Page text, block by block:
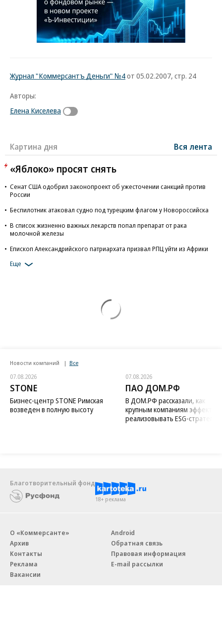
Журнал "Коммерсантъ Деньги" №4от 05.02.2007, стр. 24
Авторы:
Елена Киселева
Картина дня Вся лента
«Яблоко» просят снять
Сенат США одобрил законопроект об ужесточении санкций против
России
Беспилотник атаковал судно под турецким флагом у Новороссийска
В список жизненно важных лекарств попал препарат от рака
молочной железы
Епископ Александрийского патриархата призвал РПЦ уйти из Африки
Еще
Новости компаний Все
07.08.2026
STONE
Бизнес-центр STONE Римская
возведен в полную высоту
07.08.2026
ПАО ДОМ.РФ
В ДОМ.РФ рассказали, как
крупным компаниям
реализовывать ESG-стратегию
Благотворительный фонд
18+ реклама
О «Коммерсанте»
Архив
Контакты
Реклама
Вакансии
Android
Обратная связь
Правовая информация
E-mail рассылки